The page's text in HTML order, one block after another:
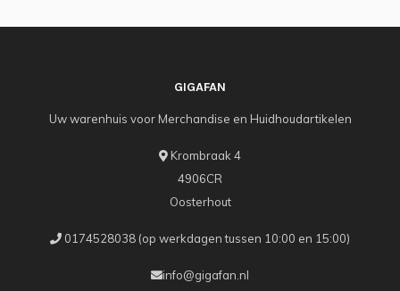
GIGAFAN
Uw warenhuis voor Merchandise en Huidhoudartikelen
Krombraak 4
4906CR
Oosterhout
0174528038 (op werkdagen tussen 10:00 en 15:00)
info@gigafan.nl